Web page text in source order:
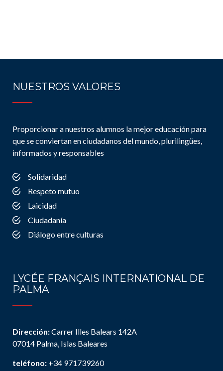
NUESTROS VALORES
Proporcionar a nuestros alumnos la mejor educación para
que se conviertan en ciudadanos del mundo, plurilingües,
informados y responsables
Solidaridad
Respeto mutuo
Laicidad
Ciudadanía
Diálogo entre culturas
LYCÉE FRANÇAIS INTERNATIONAL DE
PALMA
Dirección:Carrer Illes Balears 142A
07014 Palma, Islas Baleares
teléfono: +34 971739260